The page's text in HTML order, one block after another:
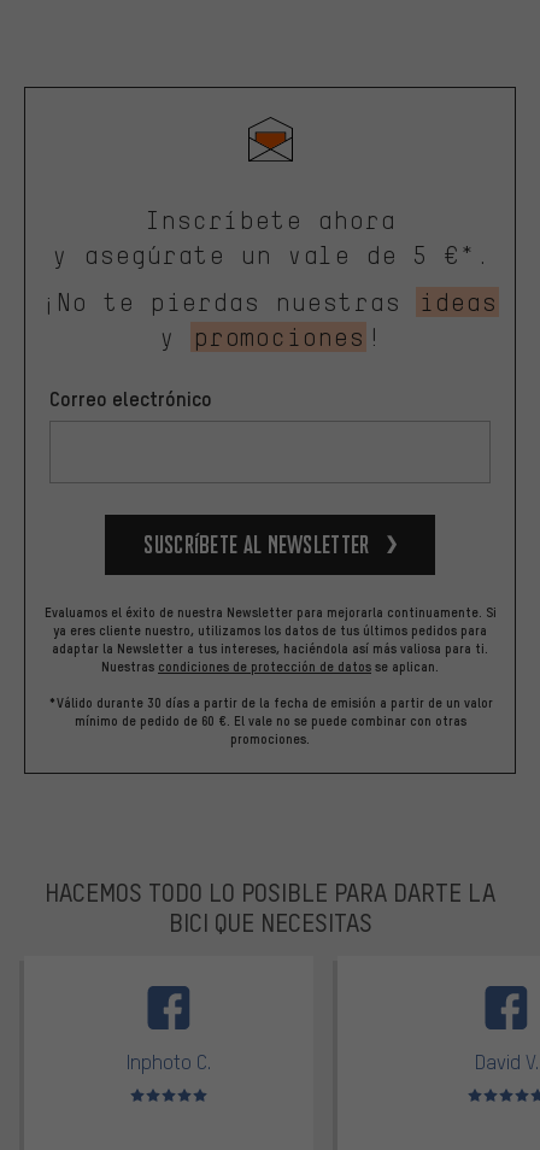
Inscríbete ahora
y asegúrate un vale de 5 €*.
¡No te pierdas nuestras
ideas
y
promociones !
Correo electrónico
Suscríbete al newsletter
Evaluamos el éxito de nuestra Newsletter para mejorarla continuamente. Si
ya eres cliente nuestro, utilizamos los datos de tus últimos pedidos para
adaptar la Newsletter a tus intereses, haciéndola así más valiosa para ti.
Nuestras condiciones de protección de datos se aplican.
*Válido durante 30 días a partir de la fecha de emisión a partir de un valor
mínimo de pedido de 60 €. El vale no se puede combinar con otras
promociones.
HACEMOS TODO LO POSIBLE PARA DARTE LA
BICI QUE NECESITAS
Inphoto C.
Valoración media: 5 de 5
David V.
Valoración